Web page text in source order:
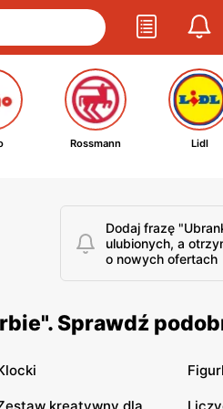
Rossmann Lidl
Dodaj frazę
ulubionych, a
o nowych ofertach
Sprawdź